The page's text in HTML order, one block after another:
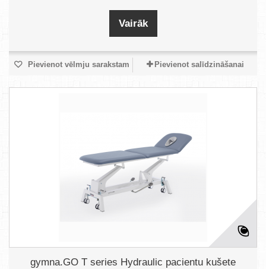
Vairāk
Pievienot vēlmju sarakstam Pievienot salīdzināšanai
gymna.GO T series Hydraulic pacientu kušete